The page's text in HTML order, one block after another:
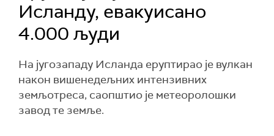
Исланду, евакуисано
4.000 људи
На југозападу Исланда еруптирао је вулкан
након вишенедељних интензивних
земљотреса, саопштио је метеоролошки
завод те земље.